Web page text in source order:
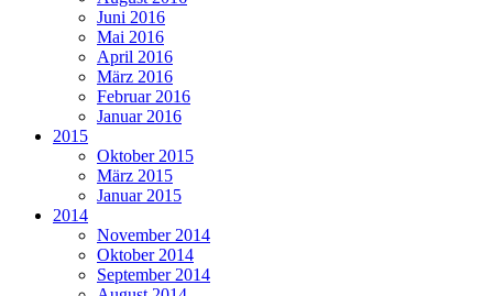
Juni 2016
Mai 2016
April 2016
März 2016
Februar 2016
Januar 2016
2015
Oktober 2015
März 2015
Januar 2015
2014
November 2014
Oktober 2014
September 2014